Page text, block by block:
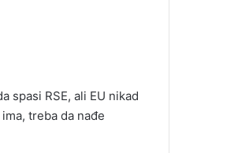
spasi RSE, ali EU nikad
treba da nađe